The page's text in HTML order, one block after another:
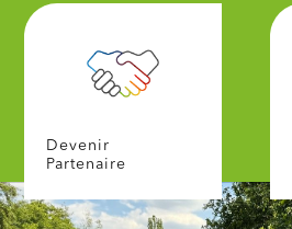
Devenir
Partenaire